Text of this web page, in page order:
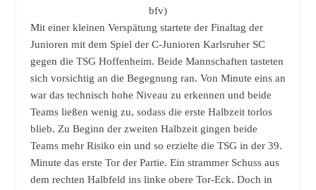
bfv)
Mit einer kleinen Verspätung startete der Finaltag der
Junioren mit dem Spiel der C-Junioren Karlsruher SC
gegen die TSG Hoffenheim. Beide Mannschaften tasteten
sich vorsichtig an die Begegnung ran. Von Minute eins an
war das technisch hohe Niveau zu erkennen und beide
Teams ließen wenig zu, sodass die erste Halbzeit torlos
blieb. Zu Beginn der zweiten Halbzeit gingen beide
Teams mehr Risiko ein und so erzielte die TSG in der 39.
Minute das erste Tor der Partie. Ein strammer Schuss aus
dem rechten Halbfeld ins linke obere Tor-Eck. Doch in